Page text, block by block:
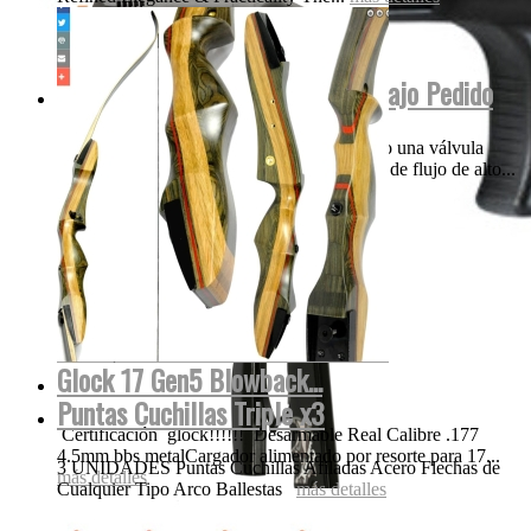
Empire MINI INVERT GS 2022 Bajo Pedido
Nuestros creativos think-tank ha incorporado una válvula
única, patentada y el diseño de la tecnología de flujo de alto...
más detalles
Glock 17 Gen5 Blowback...
Certificación glock!!!!!! Desarmable Real Calibre .177
4.5mm bbs metalCargador alimentado por resorte para 17...
más detalles
Puntas Cuchillas Triple x3
3 UNIDADES Puntas Cuchillas Afiladas Acero Flechas de
Cualquier Tipo Arco Ballestasmás detalles